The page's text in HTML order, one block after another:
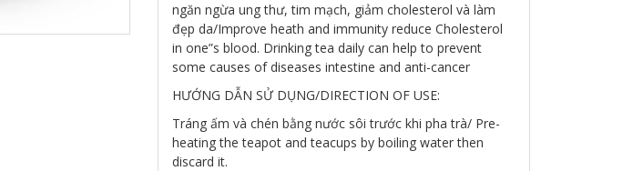
ngăn ngừa ung thư, tim mạch, giảm cholesterol và làm
đẹp da/Improve heath and immunity reduce Cholesterol
in one”s blood. Drinking tea daily can help to prevent
some causes of diseases intestine and anti-cancer
HƯỚNG DẪN SỬ DỤNG/DIRECTION OF USE:
Tráng ấm và chén bằng nước sôi trước khi pha trà/ Pre-
heating the teapot and teacups by boiling water then
discard it.